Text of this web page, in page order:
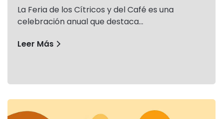
La Feria de los Cítricos y del Café es una
celebración anual que destaca…
Leer Más